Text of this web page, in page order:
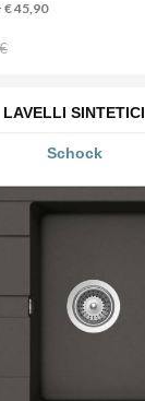
€ 45,90
LAVELLI SINTETICI
Schock